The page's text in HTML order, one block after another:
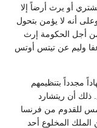
أو يرث أرضاً إلا
أنه لا يؤمن بتحول
أجل الحكومة إرث
امتنع عن أداء القسم(39). وفي 1689 عفا وليم عن تيتس أوتس
مجدداً بتنظيمهم
أن ريتشارد
رجل ودعا جيمس للقدوم من فرنسا
المخلوع أحد